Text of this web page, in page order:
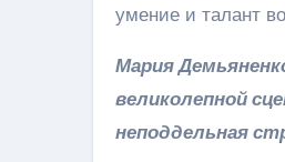
умение и талант
Мария
великолепной
неподдельная